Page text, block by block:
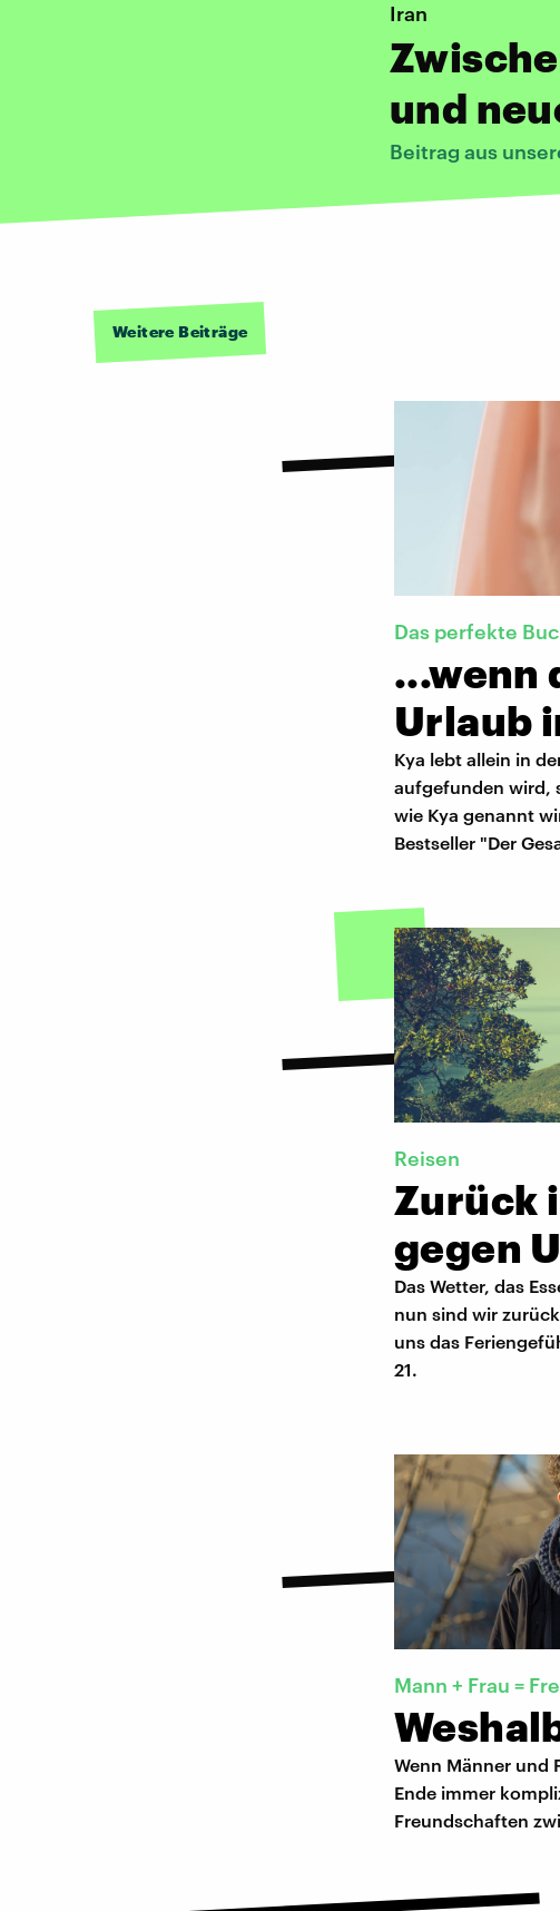
Iran
und
Beitrag aus
Weitere Beiträge
Das perfekte
...wenn
Urlaub
Kya lebt allein in
aufgefunden wird,
wie Kya genannt
Bestseller "Der
Reisen
Zurück
gegen
Das Wetter, das
nun sind wir
uns das
21.
Mann + Frau =
Wenn Männer und
Ende immer
Freundschaften